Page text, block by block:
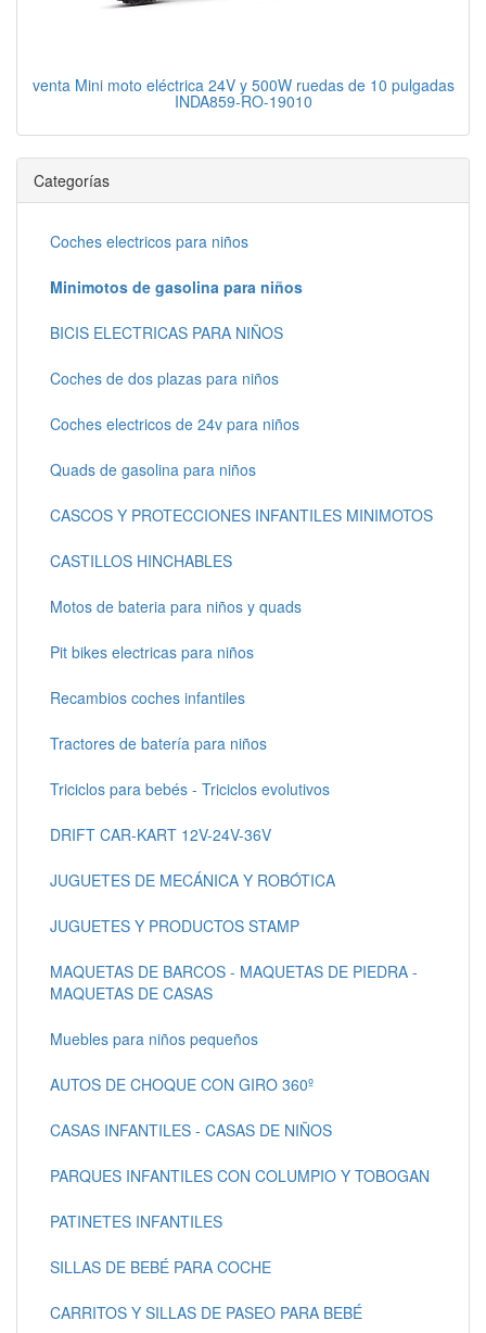
venta Mini moto eléctrica 24V y 500W ruedas de 10 pulgadas
INDA859-RO-19010
Categorías
Coches electricos para niños
Minimotos de gasolina para niños
BICIS ELECTRICAS PARA NIÑOS
Coches de dos plazas para niños
Coches electricos de 24v para niños
Quads de gasolina para niños
CASCOS Y PROTECCIONES INFANTILES MINIMOTOS
CASTILLOS HINCHABLES
Motos de bateria para niños y quads
Pit bikes electricas para niños
Recambios coches infantiles
Tractores de batería para niños
Triciclos para bebés - Triciclos evolutivos
DRIFT CAR-KART 12V-24V-36V
JUGUETES DE MECÁNICA Y ROBÓTICA
JUGUETES Y PRODUCTOS STAMP
MAQUETAS DE BARCOS - MAQUETAS DE PIEDRA -
MAQUETAS DE CASAS
Muebles para niños pequeños
AUTOS DE CHOQUE CON GIRO 360º
CASAS INFANTILES - CASAS DE NIÑOS
PARQUES INFANTILES CON COLUMPIO Y TOBOGAN
PATINETES INFANTILES
SILLAS DE BEBÉ PARA COCHE
CARRITOS Y SILLAS DE PASEO PARA BEBÉ